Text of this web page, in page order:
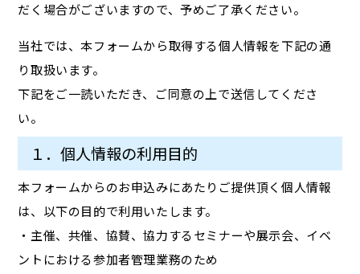
だく場合がございますので、予めご了承ください。
当社では、本フォームから取得する個人情報を下記の通
り取扱います。
下記をご一読いただき、ご同意の上で送信してくださ
い。
１．個人情報の利用目的
本フォームからのお申込みにあたりご提供頂く個人情報
は、以下の目的で利用いたします。
・主催、共催、協賛、協力するセミナーや展示会、イベ
ントにおける参加者管理業務のため